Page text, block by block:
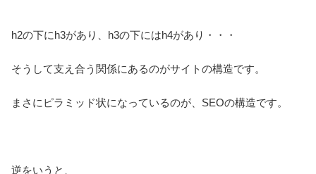
h2の下にh3があり、h3の下にはh4があり・・・
そうして支え合う関係にあるのがサイトの構造です。
まさにピラミッド状になっているのが、SEOの構造です。
逆をいうと、